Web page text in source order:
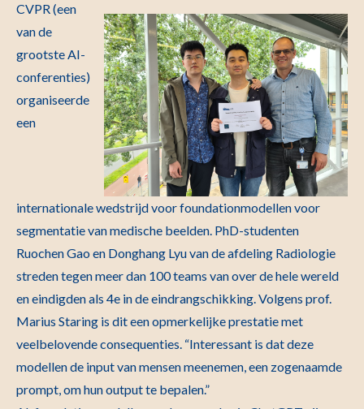
CVPR (een
van de
grootste AI-
conferenties)
organiseerde
een
internationale wedstrijd voor foundationmodellen voor
segmentatie van medische beelden. PhD-studenten
Ruochen Gao en Donghang Lyu van de afdeling Radiologie
streden tegen meer dan 100 teams van over de hele wereld
en eindigden als 4e in de eindrangschikking. Volgens prof.
Marius Staring is dit een opmerkelijke prestatie met
veelbelovende consequenties. “Interessant is dat deze
modellen de input van mensen meenemen, een zogenaamde
prompt, om hun output te bepalen.”